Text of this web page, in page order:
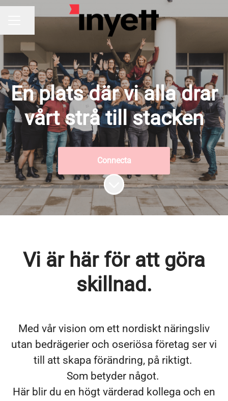
En plats där vi alla drar
vårt strå till stacken
Connecta
Skrolla för mer innehåll
Vi är här för att göra
skillnad.
Med vår vision om ett nordiskt näringsliv
utan bedrägerier och oseriösa företag ser vi
till att skapa förändring, på riktigt.
Som betyder något.
Här blir du en högt värderad kollega och en